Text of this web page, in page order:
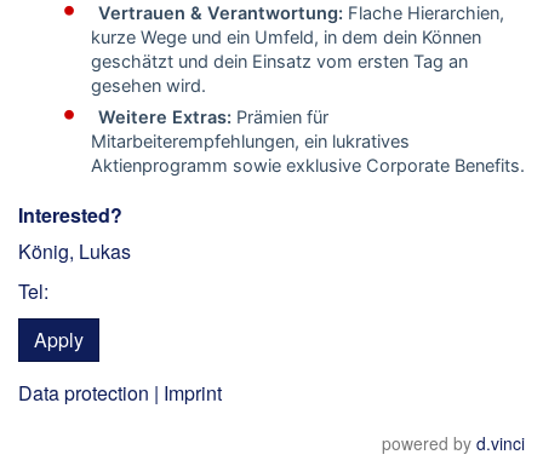
Vertrauen & Verantwortung: Flache Hierarchien,
kurze Wege und ein Umfeld, in dem dein Können
geschätzt und dein Einsatz vom ersten Tag an
gesehen wird.
Weitere Extras: Prämien für
Mitarbeiterempfehlungen, ein lukratives
Aktienprogramm sowie exklusive Corporate Benefits.
Interested?
König, Lukas
Tel:
Apply
Data protection | Imprint
powered by d.vinci